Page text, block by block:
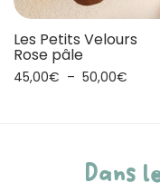
Les Petits Velours
Rose pâle
45,00€ – 50,00€
Dans